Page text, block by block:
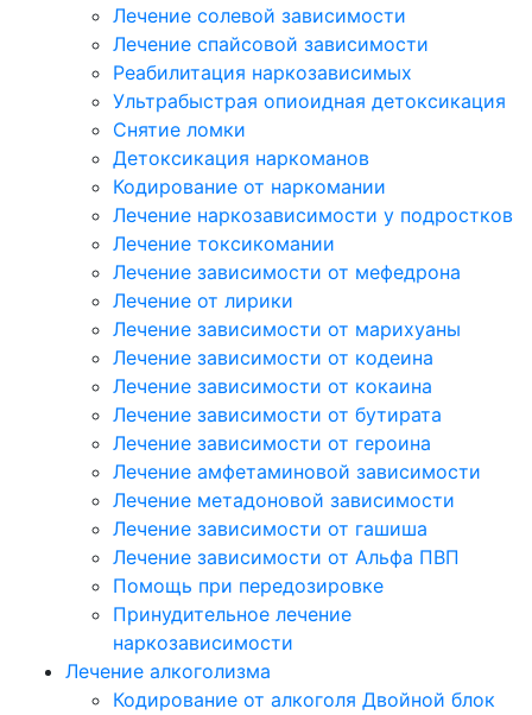
Лечение солевой зависимости
Лечение спайсовой зависимости
Реабилитация наркозависимых
Ультрабыстрая опиоидная детоксикация
Снятие ломки
Детоксикация наркоманов
Кодирование от наркомании
Лечение наркозависимости у подростков
Лечение токсикомании
Лечение зависимости от мефедрона
Лечение от лирики
Лечение зависимости от марихуаны
Лечение зависимости от кодеина
Лечение зависимости от кокаина
Лечение зависимости от бутирата
Лечение зависимости от героина
Лечение амфетаминовой зависимости
Лечение метадоновой зависимости
Лечение зависимости от гашиша
Лечение зависимости от Альфа ПВП
Помощь при передозировке
Принудительное лечение
наркозависимости
Лечение алкоголизма
Кодирование от алкоголя Двойной блок